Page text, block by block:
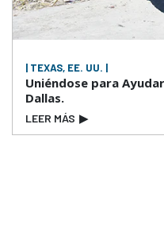
| TEXAS, EE. UU. |
Uniéndose para
Dallas.
LEER MÁS ▶